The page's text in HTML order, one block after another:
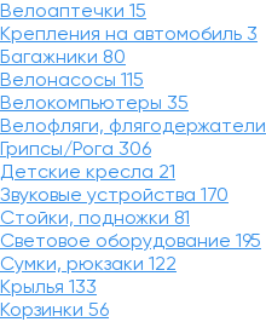
Велоаптечки 15
Крепления на автомобиль 3
Багажники 80
Велонасосы 115
Велокомпьютеры 35
Велофляги, флягодержатели
Грипсы/Рога 306
Детские кресла 21
Звуковые устройства 170
Стойки, подножки 81
Световое оборудование 195
Сумки, рюкзаки 122
Крылья 133
Корзинки 56